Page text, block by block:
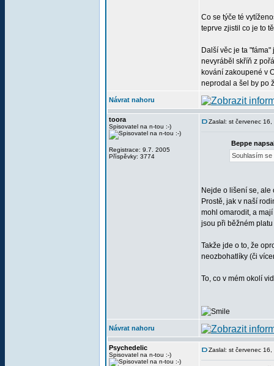
Co se týče té
teprve zjistil co je to
Další věc je ta
nevyráběl skříň z
kování zakoupené v
neprodal a šel by po
Návrat nahoru
toora
Spisovatel na n-tou :-)
Registrace: 9.7. 2005
Příspěvky: 3774
Zaslal: st červenec
Beppe
Souhlasím
Nejde o lišení se, ale
Prostě, jak v naší
mohl omarodit, a
jsou při běžném
Takže jde o to, že
neozbohatlíky (či
To, co v mém okolí
Návrat nahoru
Psychedelic
Spisovatel na n-tou :-)
Zaslal: st červenec